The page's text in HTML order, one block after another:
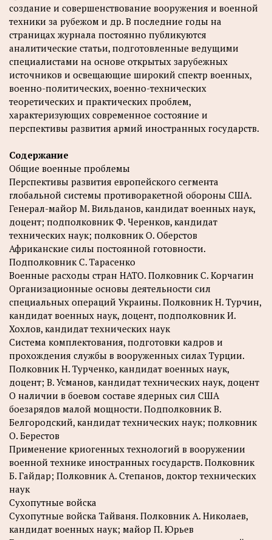
создание и совершенствование вооружения и военной
техники за рубежом и др. В последние годы на
страницах журнала постоянно публикуются
аналитические статьи, подготовленные ведущими
специалистами на основе открытых зарубежных
источников и освещающие широкий спектр военных,
военно-политических, военно-технических
теоретических и практических проблем,
характеризующих современное состояние и
перспективы развития армий иностранных государств.
Содержание
Общие военные проблемы
Перспективы развития европейского сегмента
глобальной системы противоракетной обороны США.
Генерал-майор М. Вильданов, кандидат военных наук,
доцент; подполковник Ф. Черенков, кандидат
технических наук; полковник О. Оберстов
Африканские силы постоянной готовности.
Подполковник С. Тарасенко
Военные расходы стран НАТО. Полковник С. Корчагин
Организационные основы деятельности сил
специальных операций Украины. Полковник Н. Турчин,
кандидат военных наук, доцент, подполковник И.
Хохлов, кандидат технических наук
Система комплектования, подготовки кадров и
прохождения службы в вооруженных силах Турции.
Полковник Н. Турченко, кандидат военных наук,
доцент; В. Усманов, кандидат технических наук, доцент
О наличии в боевом составе ядерных сил США
боезарядов малой мощности. Подполковник В.
Белгородский, кандидат технических наук; полковник
О. Берестов
Применение криогенных технологий в вооружении
военной технике иностранных государств. Полковник
Б. Гайдар; Полковник А. Степанов, доктор технических
наук
Сухопутные войска
Сухопутные войска Тайваня. Полковник А. Николаев,
кандидат военных наук; майор П. Юрьев